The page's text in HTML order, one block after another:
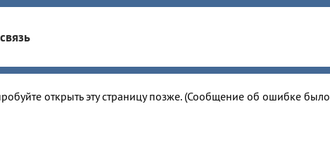
открыть эту страницу позже. (Сообщение об ошибке было